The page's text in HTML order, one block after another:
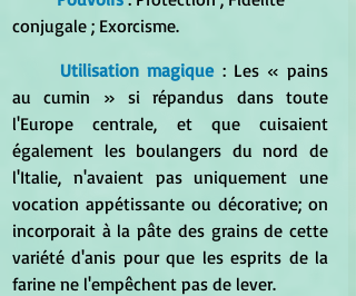
conjugale ; Exorcisme.
Utilisation magique : Les « pains
au cumin » si répandus dans toute
l'Europe centrale, et que cuisaient
également les boulangers du nord de
l'Italie, n'avaient pas uniquement une
vocation appétissante ou décorative; on
incorporait à la pâte des grains de cette
variété d'anis pour que les esprits de la
farine ne l'empêchent pas de lever.